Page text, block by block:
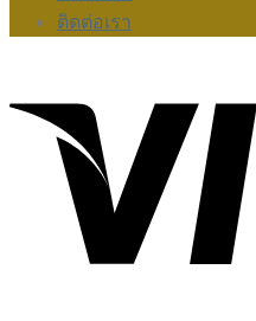
ติดต่อเรา